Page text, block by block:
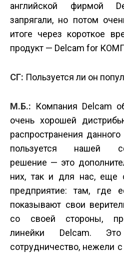
английской фирмой
запрягали, но потом
итоге через короткое
продукт — Delcam for
СГ: Пользуется ли он
М.Б.: Компания Delcam
очень хорошей
распространения
пользуется нашей
решение — это
них, так и для нас, еще
предприятие: там, где
показывают свои
со своей стороны,
линейки Delcam.
сотрудничество, нежели